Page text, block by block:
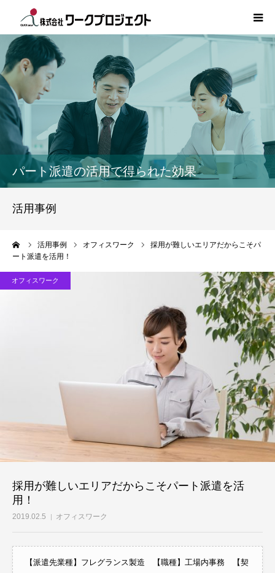
パート派遣の活用で得られた効果
活用事例
活用事例 オフィスワーク
採用が難しいエリアだからこそパ
ート派遣を活用！
オフィスワーク
採用が難しいエリアだからこそパート派遣を活
用！
2019.02.5 オフィスワーク
【派遣先業種】フレグランス製造 【職種】工場内事務 【契
TOP
初めての方
サービス
活用事例
インタビュー